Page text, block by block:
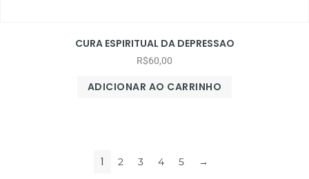
CURA ESPIRITUAL DA DEPRESSAO
R$60,00
ADICIONAR AO CARRINHO
1 2 3 4 5 →